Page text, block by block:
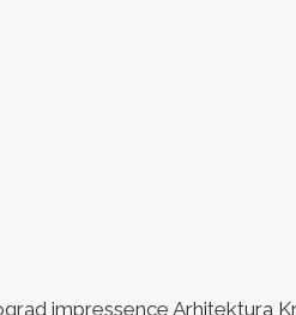
impressence Arhitektura